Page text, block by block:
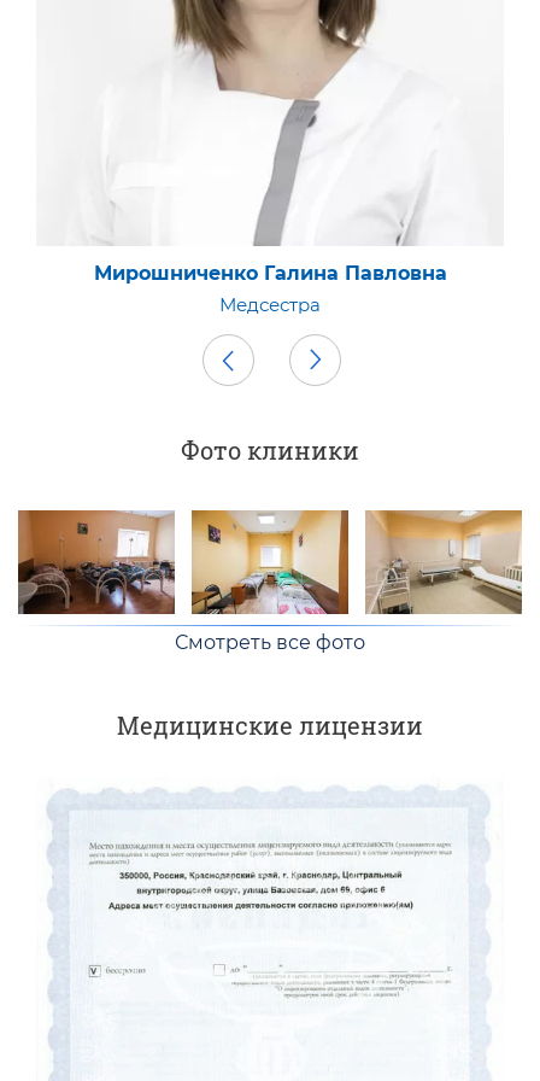
Забугина Анна Кирилловна
Медсестра
Фото клиники
Смотреть все фото
Медицинские лицензии